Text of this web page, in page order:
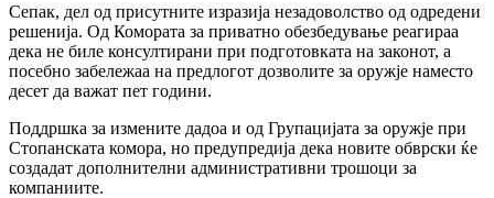
Сепак, дел од присутните изразија незадоволство од одредени
решенија. Од Комората за приватно обезбедување реагираа
дека не биле консултирани при подготовката на законот, а
посебно забележаа на предлогот дозволите за оружје наместо
десет да важат пет години.
Поддршка за измените дадоа и од Групацијата за оружје при
Стопанската комора, но предупредија дека новите обврски ќе
создадат дополнителни административни трошоци за
компаниите.